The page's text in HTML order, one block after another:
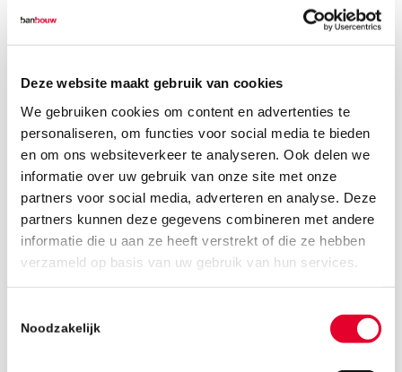
Deze website maakt gebruik van cookies
We gebruiken cookies om content en advertenties te
personaliseren, om functies voor social media te bieden
en om ons websiteverkeer te analyseren. Ook delen we
informatie over uw gebruik van onze site met onze
partners voor social media, adverteren en analyse. Deze
partners kunnen deze gegevens combineren met andere
informatie die u aan ze heeft verstrekt of die ze hebben
verzameld op basis van uw gebruik van hun services.
Noodzakelijk
22 februari 2019